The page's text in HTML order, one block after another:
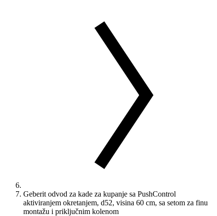
Geberit odvod za kade za kupanje sa PushControl
aktiviranjem okretanjem, d52, visina 60 cm, sa setom za finu
montažu i priključnim kolenom